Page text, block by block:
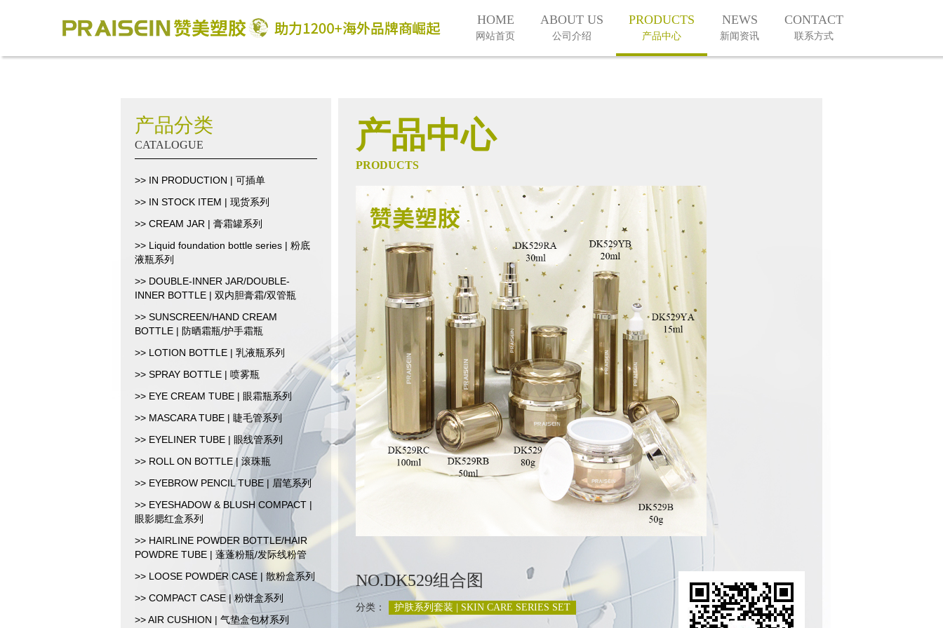
HOME
网站首页
ABOUT US
公司介绍
PRODUCTS
产品中心
NEWS
新闻资讯
CONTACT
联系方式
产品分类
CATALOGUE
>> IN PRODUCTION | 可插单
>> IN STOCK ITEM | 现货系列
>> CREAM JAR | 膏霜罐系列
>> Liquid foundation bottle series | 粉底
液瓶系列
>> DOUBLE-INNER JAR/DOUBLE-
INNER BOTTLE | 双内胆膏霜/双管瓶
>> SUNSCREEN/HAND CREAM
BOTTLE | 防晒霜瓶/护手霜瓶
>> LOTION BOTTLE | 乳液瓶系列
>> SPRAY BOTTLE | 喷雾瓶
>> EYE CREAM TUBE | 眼霜瓶系列
>> MASCARA TUBE | 睫毛管系列
>> EYELINER TUBE | 眼线管系列
>> ROLL ON BOTTLE | 滚珠瓶
>> EYEBROW PENCIL TUBE | 眉笔系列
>> EYESHADOW & BLUSH COMPACT |
眼影腮红盒系列
>> HAIRLINE POWDER BOTTLE/HAIR
POWDRE TUBE | 蓬蓬粉瓶/发际线粉管
>> LOOSE POWDER CASE | 散粉盒系列
>> COMPACT CASE | 粉饼盒系列
>> AIR CUSHION | 气垫盒包材系列
产品中心
PRODUCTS
NO.DK529组合图
分类： 护肤系列套装 | SKIN CARE SERIES SET